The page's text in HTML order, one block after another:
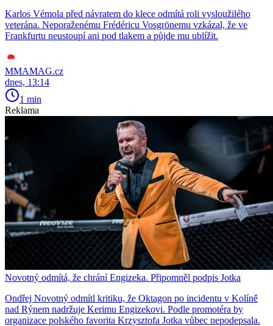
Karlos Vémola před návratem do klece odmítá roli vysloužilého
veterána. Neporaženému Frédéricu Vosgrönemu vzkázal, že ve
Frankfurtu neustoupí ani pod tlakem a půjde mu ublížit.
MMAMAG.cz
dnes, 13:14
1 min
Reklama
Novotný odmítá, že chrání Engizeka. Připomněl podpis Jotka
Ondřej Novotný odmítl kritiku, že Oktagon po incidentu v Kolíně
nad Rýnem nadržuje Kerimu Engizekovi. Podle promotéra by
organizace polského favorita Krzysztofa Jotka vůbec nepodepsala.